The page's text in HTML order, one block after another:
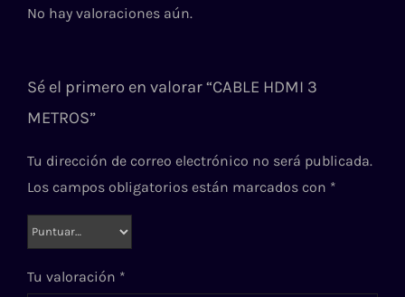
No hay valoraciones aún.
Sé el primero en valorar “CABLE HDMI 3
METROS”
Tu dirección de correo electrónico no será publicada.
Los campos obligatorios están marcados con *
Tu valoración *